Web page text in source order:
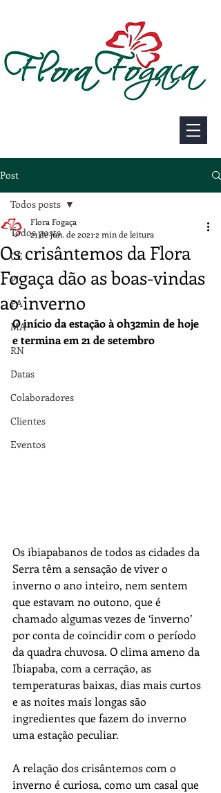
Post
Todos posts
CE
PI
PA
MA
RN
Datas
Colaboradores
Clientes
Eventos
Todos posts
Os crisântemos da Flora
Fogaça dão as boas-vindas
ao inverno
Flora Fogaça
21 de jun. de 2021 2 min de leitura
O início da estação à 0h32min de hoje
e termina em 21 de setembro
Os ibiapabanos de todos as cidades da
Serra têm a sensação de viver o
inverno o ano inteiro, nem sentem
que estavam no outono, que é
chamado algumas vezes de ‘inverno’
por conta de coincidir com o período
da quadra chuvosa. O clima ameno da
Ibiapaba, com a cerração, as
temperaturas baixas, dias mais curtos
e as noites mais longas são
ingredientes que fazem do inverno
uma estação peculiar.
A relação dos crisântemos com o
inverno é curiosa, como um casal que